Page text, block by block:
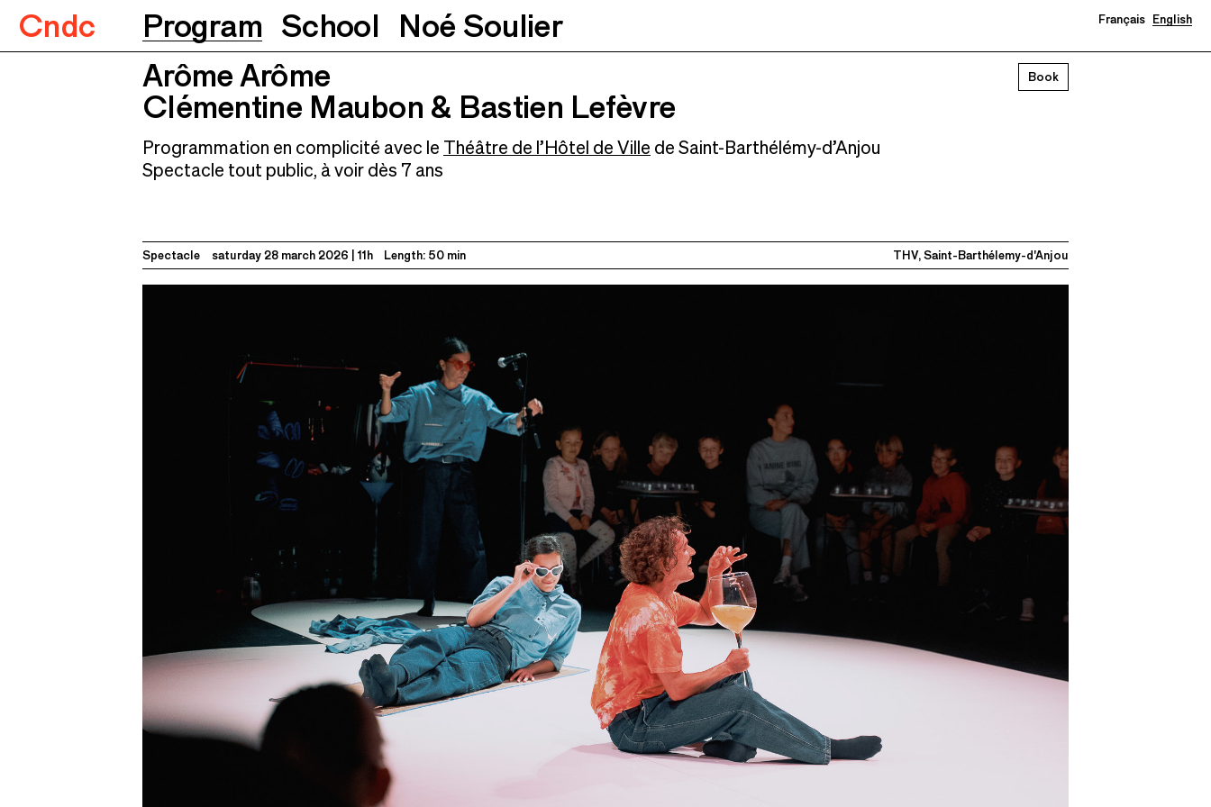
Cndc Program School Noé Soulier Français English
Arôme Arôme Clémentine Maubon & Bastien Lefèvre
Arôme Arôme
Clémentine Maubon & Bastien Lefèvre
Book
Programmation en complicité avec le Théâtre de l’Hôtel de Ville de Saint-Barthélémy-d’Anjou
Spectacle tout public, à voir dès 7 ans
Spectacle saturday 28 march 2026 11h Length: 50 min THV, Saint-Barthélemy-d'Anjou